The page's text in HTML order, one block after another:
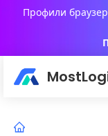
Профили